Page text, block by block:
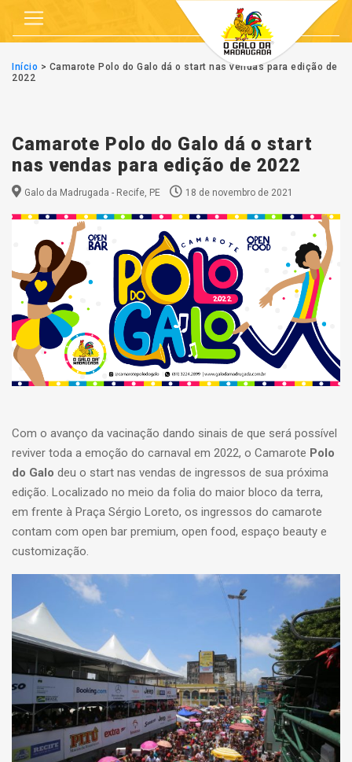
Início > Camarote Polo do Galo dá o start nas vendas para edição de
2022
Camarote Polo do Galo dá o start
nas vendas para edição de 2022
Galo da Madrugada - Recife, PE 18 de novembro de 2021
Com o avanço da vacinação dando sinais de que será possível
reviver toda a emoção do carnaval em 2022, o Camarote Polo
do Galo deu o start nas vendas de ingressos de sua próxima
edição. Localizado no meio da folia do maior bloco da terra,
em frente à Praça Sérgio Loreto, os ingressos do camarote
contam com open bar premium, open food, espaço beauty e
customização.